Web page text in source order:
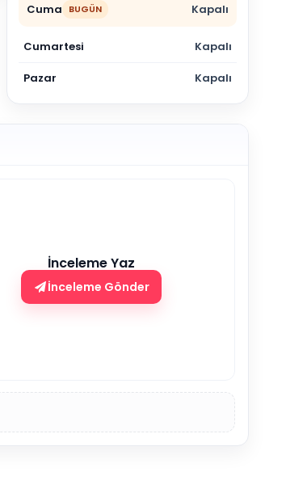
Cuma BUGÜN Kapalı
Cumartesi Kapalı
Pazar Kapalı
İnceleme Yaz
İnceleme Gönder